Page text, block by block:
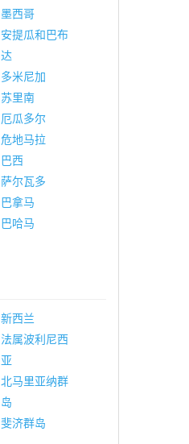
墨西哥
安提瓜和巴布
达
多米尼加
苏里南
厄瓜多尔
危地马拉
巴西
萨尔瓦多
巴拿马
巴哈马
新西兰
法属波利尼西
亚
北马里亚纳群
岛
斐济群岛